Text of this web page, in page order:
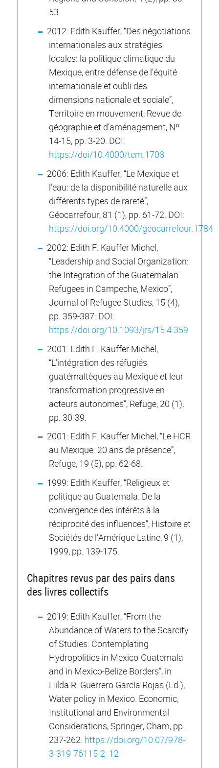
53.
2012: Edith Kauffer, “Des négotiations
internationales aux stratégies
locales: la politique climatique du
Mexique, entre défense de l’équité
internationale et oubli des
dimensions nationale et sociale”,
Territoire en mouvement, Revue de
géographie et d’aménagement, Nº
14-15, pp. 3-20. DOI:
https://doi/10.4000/tem.1708
2006: Edith Kauffer, “Le Mexique et
l’eau: de la disponibilité naturelle aux
différents types de rareté”,
Géocarrefour, 81 (1), pp. 61-72. DOI:
https://doi.org/10.4000/geocarrefour.1784
2002: Edith F. Kauffer Michel,
“Leadership and Social Organization:
the Integration of the Guatemalan
Refugees in Campeche, Mexico”,
Journal of Refugee Studies, 15 (4),
pp. 359-387: DOI:
https://doi.org/10.1093/jrs/15.4.359
2001: Edith F. Kauffer Michel,
“L’intégration des réfugiés
guatémaltèques au Mexique et leur
transformation progressive en
acteurs autonomes”, Refuge, 20 (1),
pp. 30-39.
2001: Edith F. Kauffer Michel, “Le HCR
au Mexique: 20 ans de présence”,
Refuge, 19 (5), pp. 62-68.
1999: Edith Kauffer, “Religieux et
politique au Guatemala. De la
convergence des intérêts à la
réciprocité des influences”, Histoire et
Sociétés de l’Amérique Latine, 9 (1),
1999, pp. 139-175.
Chapitres revus par des pairs dans
des livres collectifs
2019: Edith Kauffer, “From the
Abundance of Waters to the Scarcity
of Studies: Contemplating
Hydropolitics in Mexico-Guatemala
and in Mexico-Belize Borders”, in
Hilda R. Guerrero García Rojas (Ed.),
Water policy in Mexico. Economic,
Institutional and Environmental
Considerations, Springer, Cham, pp.
237-262. https://doi.org/10.07/978-
3-319-76115-2_12